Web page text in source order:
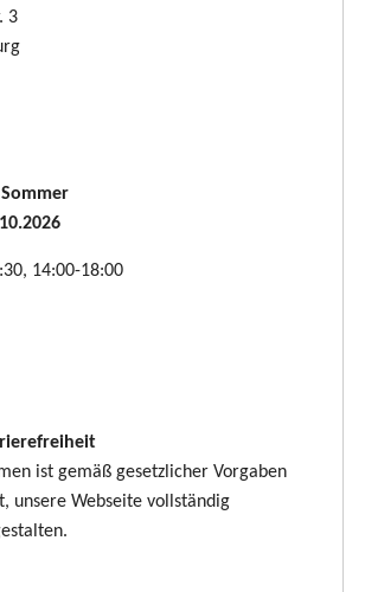
3
14:00-18:00
ist gemäß gesetzlicher Vorgaben
unsere Webseite vollständig